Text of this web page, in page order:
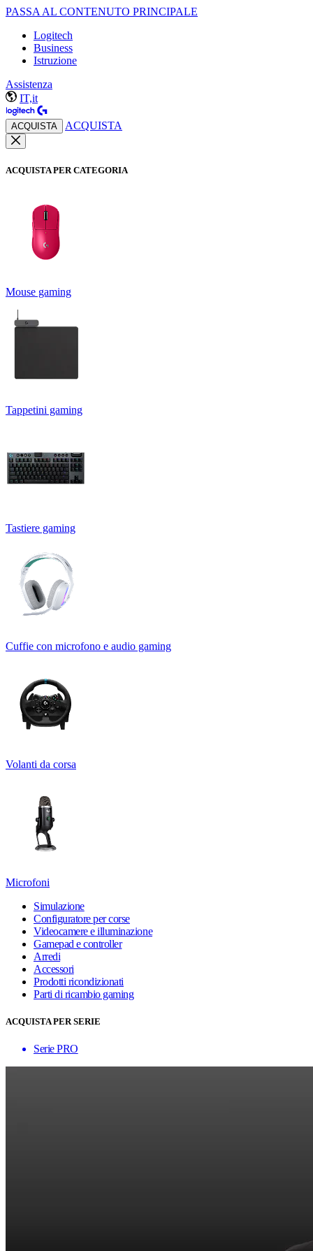
PASSA AL CONTENUTO PRINCIPALE
Logitech
Business
Istruzione
Assistenza
IT,it
ACQUISTA ACQUISTA
ACQUISTA PER CATEGORIA
Mouse gaming
Tappetini gaming
Tastiere gaming
Cuffie con microfono e audio gaming
Volanti da corsa
Microfoni
Simulazione
Configuratore per corse
Videocamere e illuminazione
Gamepad e controller
Arredi
Accessori
Prodotti ricondizionati
Parti di ricambio gaming
ACQUISTA PER SERIE
Serie PRO